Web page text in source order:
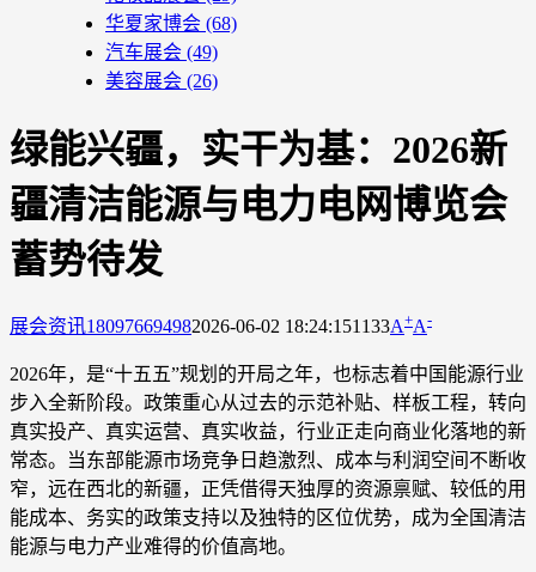
华夏家博会 (68)
汽车展会 (49)
美容展会 (26)
绿能兴疆，实干为基：2026新
疆清洁能源与电力电网博览会
蓄势待发
展会资讯180976694982026-06-02 18:24:151133A+A-
2026年，是“十五五”规划的开局之年，也标志着中国能源行业
步入全新阶段。政策重心从过去的示范补贴、样板工程，转向
真实投产、真实运营、真实收益，行业正走向商业化落地的新
常态。当东部能源市场竞争日趋激烈、成本与利润空间不断收
窄，远在西北的新疆，正凭借得天独厚的资源禀赋、较低的用
能成本、务实的政策支持以及独特的区位优势，成为全国清洁
能源与电力产业难得的价值高地。